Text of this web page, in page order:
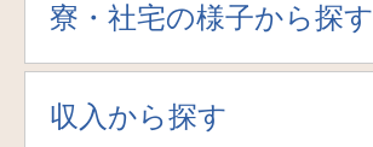
寮・社宅の様子から探す
収入から探す